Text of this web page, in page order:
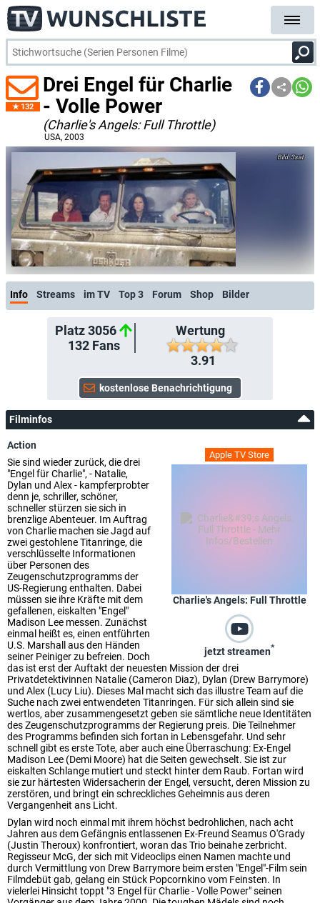
132
Drei Engel für Charlie
- Volle Power
(Charlie's Angels: Full Throttle)
USA, 2003
3sat
Info Streams im TV Top 3 Forum Shop Bilder
Platz 3056
132Fans
Wertung
3.91
Filminfos
Apple TV Store
Charlie's Angels: Full Throttle
jetzt streamen*
Action
Sie sind wieder zurück, die drei
"Engel für Charlie", - Natalie,
Dylan und Alex - kampferprobter
denn je, schriller, schöner,
schneller stürzen sie sich in
brenzlige Abenteuer. Im Auftrag
von Charlie machen sie Jagd auf
zwei gestohlene Titanringe, die
verschlüsselte Informationen
über Personen des
Zeugenschutzprogramms der
US-Regierung enthalten. Dabei
müssen sie ihre Kräfte mit dem
gefallenen, eiskalten "Engel"
Madison Lee messen. Zunächst
einmal heißt es, einen entführten
U.S. Marshall aus den Händen
seiner Peiniger zu befreien. Doch
das ist erst der Auftakt der neuesten Mission der drei
Privatdetektivinnen Natalie (Cameron Diaz), Dylan (Drew Barrymore)
und Alex (Lucy Liu). Dieses Mal macht sich das illustre Team auf die
Suche nach zwei entwendeten Titanringen. Für sich allein sind sie
wertlos, aber zusammengesetzt geben sie sämtliche neue Identitäten
des Zeugenschutzprogramms der Regierung preis. Die Teilnehmer
des Programms befinden sich fortan in Lebensgefahr. Und sehr
schnell gibt es erste Tote, aber auch eine Überraschung: Ex-Engel
Madison Lee (Demi Moore) hat die Seiten gewechselt. Sie ist zur
eiskalten Schlange mutiert und steckt hinter dem Raub. Fortan wird
sie zur härtesten Widersacherin der Engel, versucht, deren Mission zu
zerstören, und bringt ein schreckliches Geheimnis aus deren
Vergangenheit ans Licht.
Dylan wird noch einmal mit ihrem höchst bedrohlichen, nach acht
Jahren aus dem Gefängnis entlassenen Ex-Freund Seamus O'Grady
(Justin Theroux) konfrontiert, woran das Trio beinahe zerbricht.
Regisseur McG, der sich mit Videoclips einen Namen machte und
durch Vermittlung von Drew Barrymore beim ersten "Engel"-Film sein
Filmdebüt gab, gelang ein Stück Popcornkino vom Feinsten. In
vielerlei Hinsicht toppt "3 Engel für Charlie - Volle Power" seinen